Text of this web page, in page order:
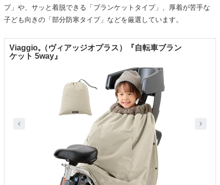
プ」や、サッと着脱できる「ブランケットタイプ」、厚着が苦手な
子ども向きの「部分防寒タイプ」などを厳選しています。
Viaggio₊（ヴィアッジオプラス）『自転車ブラン
ケット 5way』